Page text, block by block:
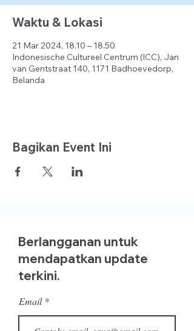
Waktu & Lokasi
21 Mar 2024, 18.10 – 18.50
Indonesische Cultureel Centrum (ICC), Jan
van Gentstraat 140, 1171 Badhoevedorp,
Belanda
Bagikan Event Ini
Berlangganan untuk
mendapatkan update
terkini.
Email